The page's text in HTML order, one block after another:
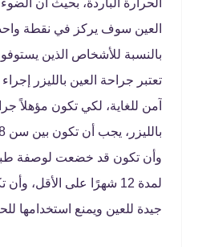
الحرارة الباردة، بحيث أن
العين سوف يركز في نقطة
بالنسبة للأشخاص الذين
تعتبر جراحة العين بالليزر
آمن للغاية، لكي تكون مؤهلاً
وأن تكون قد خضعت لوصفة
لمدة 12 شهرًا على الأقل،
جيدة للعين ويمنع استخدامها